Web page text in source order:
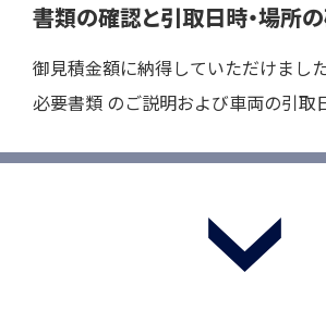
書類の確認と引取日時・場所
御見積金額に納得していただけまし
必要書類 のご説明および車両の引取